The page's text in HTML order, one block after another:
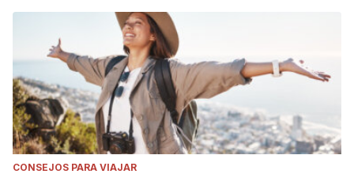
CONSEJOS PARA VIAJAR